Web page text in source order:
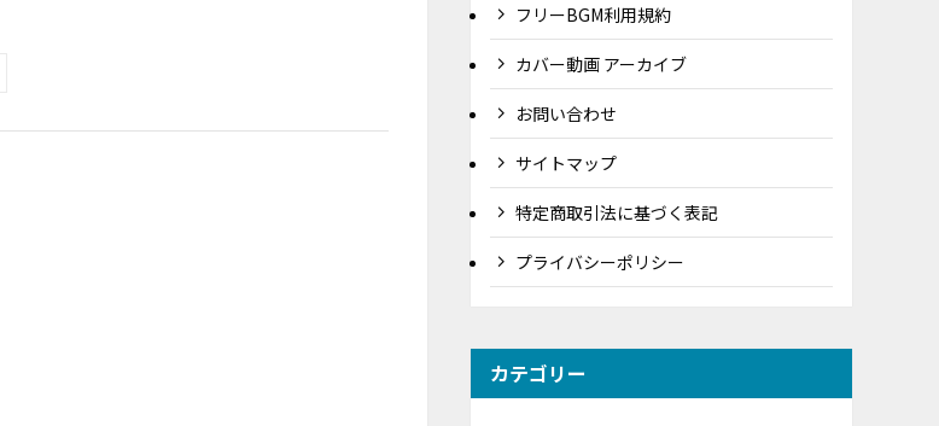
フリーBGM利用規約
カバー動画 アーカイブ
お問い合わせ
サイトマップ
特定商取引法に基づく表記
プライバシーポリシー
カテゴリー